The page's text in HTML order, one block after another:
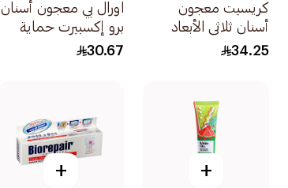
كريسيت معجون
أسنان ثلاثي الأبعاد
وايت ديلاكس انتعاش
34.25
اورال بي معجون أسنان
برو إكسبيرت حماية
شاملة ومتكاملة بنكهة
30.67
+
+